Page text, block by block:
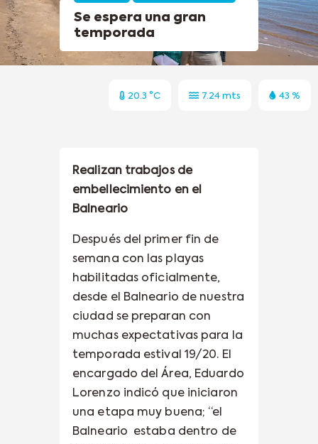
Se espera una gran
temporada
20.3 °C 7.24 mts 43 %
Realizan trabajos de
embellecimiento en el
Balneario
Después del primer fin de
semana con las playas
habilitadas oficialmente,
desde el Balneario de nuestra
ciudad se preparan con
muchas expectativas para la
temporada estival 19/20. El
encargado del Área, Eduardo
Lorenzo indicó que iniciaron
una etapa muy buena; “el
Balneario estaba dentro de